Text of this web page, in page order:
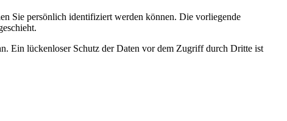
Sie persönlich identifiziert werden können. Die vorliegende
Ein lückenloser Schutz der Daten vor dem Zugriff durch Dritte ist